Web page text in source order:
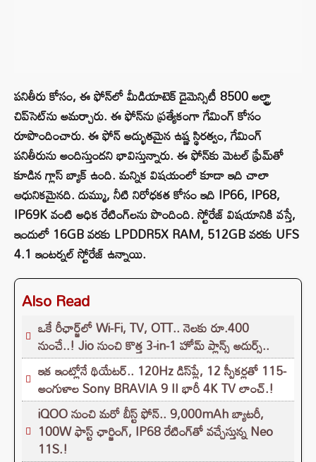
పనితీరు కోసం, ఈ ఫోన్‌లో మీడియాటెక్ డైమెన్సిటీ 8500 అల్ట్రా
చిప్‌సెట్‌ను అమర్చారు. ఈ ఫోన్‌ను ప్రత్యేకంగా గేమింగ్ కోసం
రూపొందించారు. ఈ ఫోన్ అద్భుతమైన ఉష్ణ స్థిరత్వం, గేమింగ్
పనితీరును అందిస్తుందని భావిస్తున్నారు. ఈ ఫోన్‌కు మెటల్ ఫ్రేమ్‌తో
కూడిన గ్లాస్ బ్యాక్ ఉంది. మన్నిక విషయంలో కూడా ఇది చాలా
ఆధునికమైనది. దుమ్ము, నీటి నిరోధకత కోసం ఇది IP66, IP68,
IP69K వంటి అధిక రేటింగ్‌లను పొందింది. స్టోరేజ్ విషయానికి వస్తే,
ఇందులో 16GB వరకు LPDDR5X RAM, 512GB వరకు UFS
4.1 ఇంటర్నల్ స్టోరేజ్ ఉన్నాయి.
Also Read
ఒకే రీఛార్జ్‌లో Wi-Fi, TV, OTT.. నెలకు రూ.400
నుంచే..! Jio నుంచి కొత్త 3-in-1 హోమ్ ప్లాన్స్ అదుర్స్..
ఇక ఇంట్లోనే థియేటర్.. 120Hz డిస్‌ప్లే, 12 స్పీకర్లతో 115-
అంగుళాల Sony BRAVIA 9 II భారీ 4K TV లాంచ్.!
iQOO నుంచి మరో బీస్ట్ ఫోన్.. 9,000mAh బ్యాటరీ,
100W ఫాస్ట్ ఛార్జింగ్‌, IP68 రేటింగ్‌తో వచ్చేస్తున్న Neo
11S.!